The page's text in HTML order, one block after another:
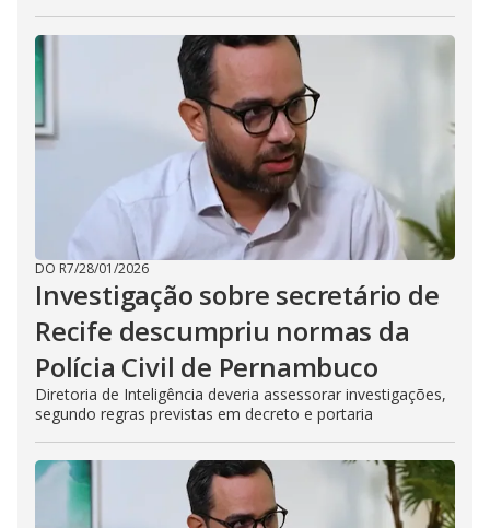
DO R7/28/01/2026
Investigação sobre secretário de
Recife descumpriu normas da
Polícia Civil de Pernambuco
Diretoria de Inteligência deveria assessorar investigações,
segundo regras previstas em decreto e portaria